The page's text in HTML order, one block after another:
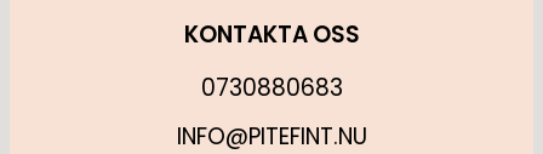
KONTAKTA OSS
0730880683
INFO@PITEFINT.NU